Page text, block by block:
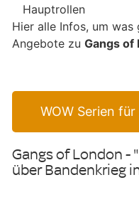
Hauptrollen
Hier alle Infos, um was
Angebote zu Gangs of
WOW Serien
Gangs of London -
über Bandenkrieg